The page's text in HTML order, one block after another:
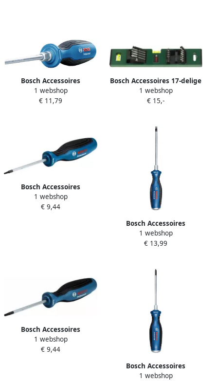
Bosch Accessoires
Schroevendraaier SL
5.5x100 1600A01TG0
1 webshop
€ 11,79
Bosch Accessoires 17-delige
Schroevendraaier in te
stellen met waterniveau
1 webshop
€ 15,-
Bosch Accessoires
Schroevendraaier TX 10x75
1600A01V0A
1 webshop
€ 9,44
Bosch Accessoires
Schroevendraaier SL
6.5x125 1600A01TG1
1 webshop
€ 13,99
Bosch Accessoires
Schroevendraaier TX 15x75
1600A01V0B
1 webshop
€ 9,44
Bosch Accessoires
Schroevendraaier PH 1x100
1 webshop